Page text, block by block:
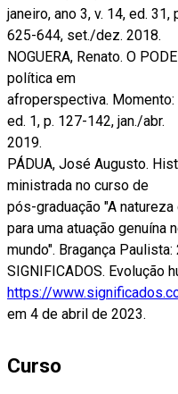
janeiro, ano 3, v. 14, ed. 31,
625-644, set./dez. 2018.
NOGUERA, Renato. O
política em
afroperspectiva. Momento:
ed. 1, p. 127-142, jan./abr.
2019.
PÁDUA, José Augusto.
ministrada no curso de
pós-graduação "A
para uma atuação genuína
mundo". Bragança Paulista:
SIGNIFICADOS. Evolução
https://
em 4 de abril de 2023.
Curso